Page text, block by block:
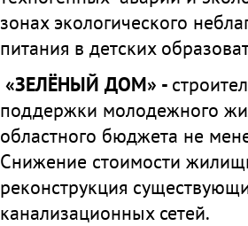
зонах экологического
питания в детских
«ЗЕЛЁНЫЙ ДОМ» -
поддержки молодежного
областного бюджета не
Снижение стоимости
реконструкция
канализационных сетей.